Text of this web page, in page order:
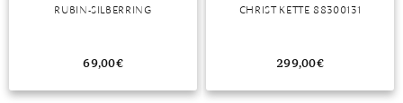
RUBIN-SILBERRING
69,00€
CHRIST KETTE 88300131
299,00€